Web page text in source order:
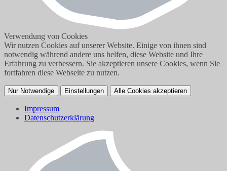
Verwendung von Cookies
Wir nutzen Cookies auf unserer Website. Einige von ihnen sind
notwendig während andere uns helfen, diese Website und Ihre
Erfahrung zu verbessern. Sie akzeptieren unsere Cookies, wenn Sie
fortfahren diese Webseite zu nutzen.
Nur Notwendige Einstellungen Alle Cookies akzeptieren
Impressum
Datenschutzerklärung